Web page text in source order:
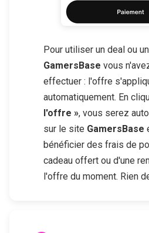
Pour utiliser un deal ou
GamersBase vous
effectuer : l'offre
automatiquement. En
l'offre », vous serez
sur le site GamersBase
bénéficier des frais de
cadeau offert ou d'une
l'offre du moment. Rien